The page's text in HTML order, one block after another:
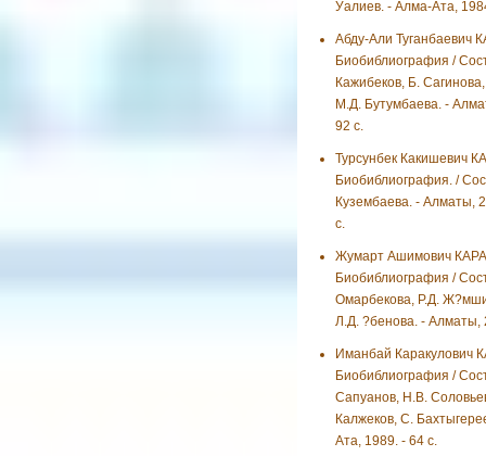
Уалиев. - Алма-Ата,
Абду-Али Туганбаевич
Биобиблиография /
Кажибеков, Б.
М.Д. Бутумбаева. -
92 с.
Турсунбек Какишевич
Биобиблиография. /
Кузембаева. - Алматы,
с.
Жумарт Ашимович
Биобиблиография /
Омарбекова, Р.Д.
Л.Д. ?бенова. - Алматы,
Иманбай Каракулович
Биобиблиография /
Сапуанов, Н.В.
Калжеков, С.
Ата, 1989. - 64 с.